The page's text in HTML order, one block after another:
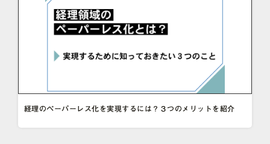
経理のペーパーレス化を実現するには？３つのメリットを紹介